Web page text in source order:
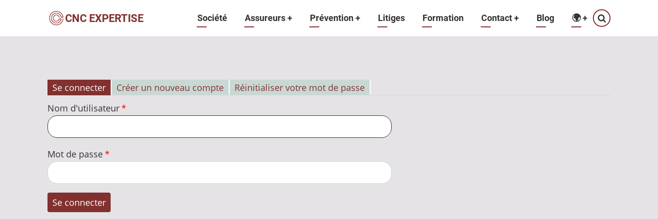
contenu
CNC EXPERTISE
Navigation
Société Assureurs+ Prévention+ Litiges Formation Contact+ Blog 🌍+
Onglets
principaux
Se connecter Créer un nouveau compte
Réinitialiser votre mot de passe
Nom d'utilisateur
Mot de passe